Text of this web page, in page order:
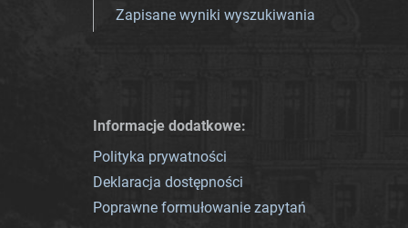
Zapisane wyniki wyszukiwania
Informacje dodatkowe:
Polityka prywatności
Deklaracja dostępności
Poprawne formułowanie zapytań